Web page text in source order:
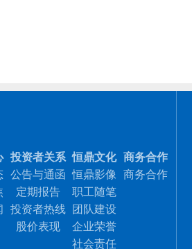
投资者关系
公告与通函
定期报告
投资者热线
股价表现
恒鼎文化
恒鼎影像
职工随笔
团队建设
企业荣誉
社会责任
商务合作
商务合作